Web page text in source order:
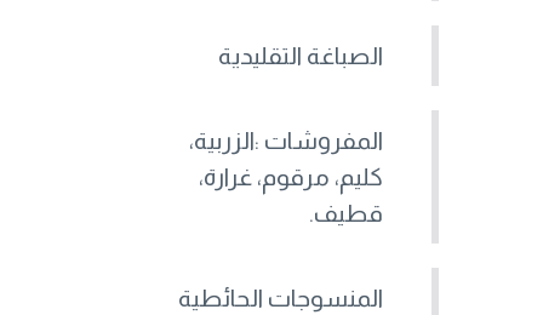
الصباغة التقليدية
المفروشات :الزربية،
كليم، مرقوم، غرارة،
قطيف.
المنسوجات الحائطية